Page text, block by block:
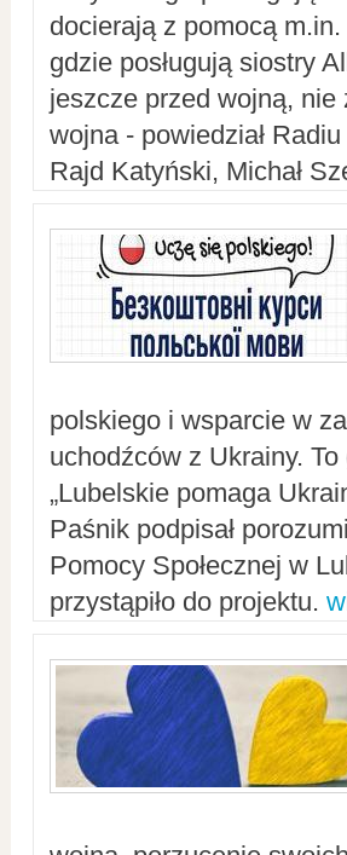
docierają z pomocą
gdzie posługują siostry
jeszcze przed wojną, nie
wojna - powiedział
Rajd Katyński, Michał
polskiego i wsparcie w
uchodźców z Ukrainy. To
„Lubelskie pomaga
Paśnik podpisał
Pomocy Społecznej w
przystąpiło do projektu.